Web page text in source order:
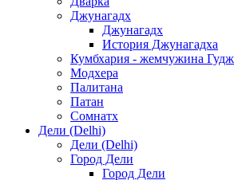
Джунагадх
Джунагадх
История Джунагадха
Кумбхария - жемчужина
Модхера
Палитана
Патан
Сомнатх
Дели (Delhi)
Дели (Delhi)
Город Дели
Город Дели